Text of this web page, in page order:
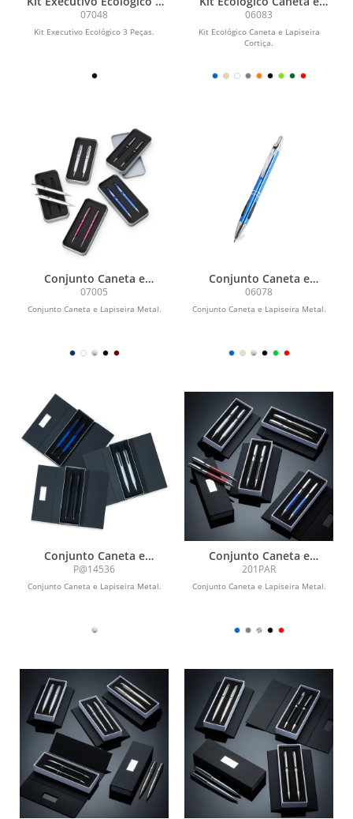
Peças
07048
Kit Executivo Ecológico 3 Peças.
Lapiseira Cortiça
06083
Kit Ecológico Caneta e Lapiseira
Cortiça.
Conjunto Caneta e
Lapiseira Metal
07005
Conjunto Caneta e Lapiseira Metal.
Conjunto Caneta e
Lapiseira Metal
06078
Conjunto Caneta e Lapiseira Metal.
Conjunto Caneta e
Lapiseira Metal
P@14536
Conjunto Caneta e Lapiseira Metal.
Conjunto Caneta e
Lapiseira Metal
201PAR
Conjunto Caneta e Lapiseira Metal.